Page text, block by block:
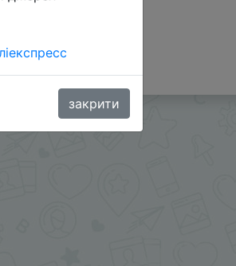
закрити